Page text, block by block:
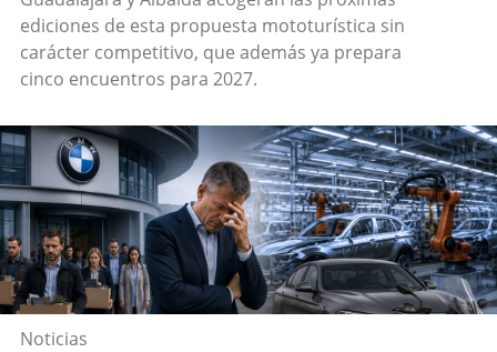
ediciones de esta propuesta mototurística sin
carácter competitivo, que además ya prepara
cinco encuentros para 2027.
Noticias